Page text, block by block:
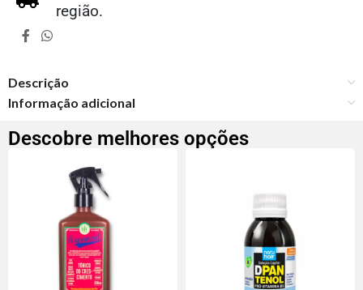
região.
Descrição
Informação adicional
Descobre melhores opções